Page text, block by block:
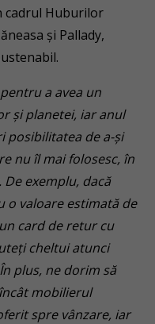
cadrul Huburilor
și Pallady,
a avea un
și planetei, iar anul
posibilitatea de a-și
nu îl mai folosesc, în
exemplu, dacă
valoare estimată de
card de retur cu
cheltui atunci
plus, ne dorim să
mobilierul
spre vânzare, iar